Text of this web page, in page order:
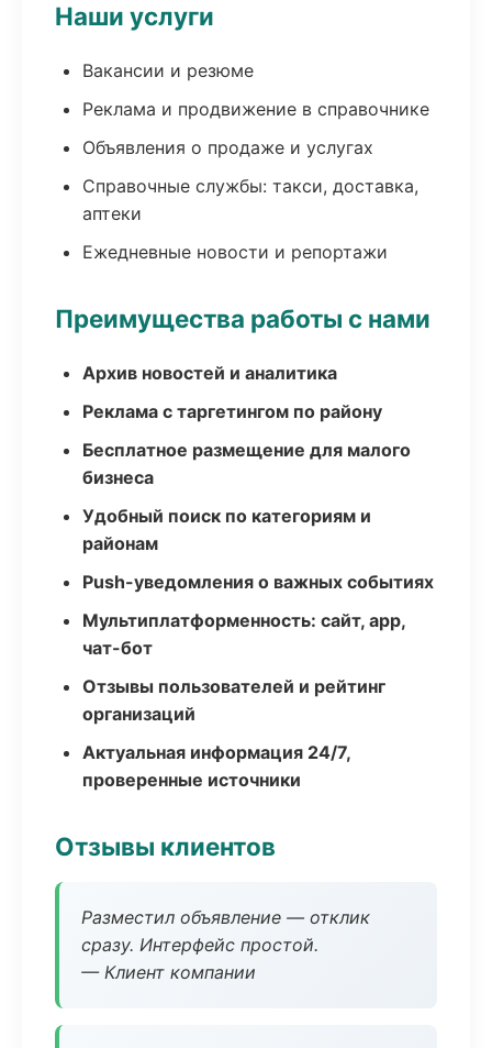
Наши услуги
Вакансии и резюме
Реклама и продвижение в справочнике
Объявления о продаже и услугах
Справочные службы: такси, доставка,
аптеки
Ежедневные новости и репортажи
Преимущества работы с нами
Архив новостей и аналитика
Реклама с таргетингом по району
Бесплатное размещение для малого
бизнеса
Удобный поиск по категориям и
районам
Push-уведомления о важных событиях
Мультиплатформенность: сайт, app,
чат-бот
Отзывы пользователей и рейтинг
организаций
Актуальная информация 24/7,
проверенные источники
Отзывы клиентов
Разместил объявление — отклик
сразу. Интерфейс простой.
— Клиент компании